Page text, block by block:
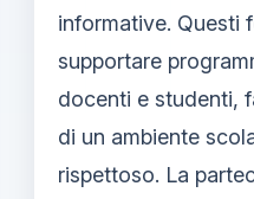
informative. Questi
supportare
docenti e studenti,
di un ambiente
rispettoso. La